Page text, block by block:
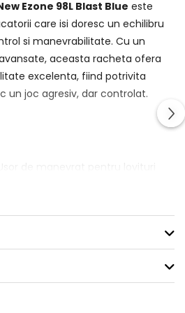
Ezone 98L Blast Blue este
care isi doresc un echilibru
si manevrabilitate. Cu un
aceasta racheta ofera
excelenta, fiind potrivita
un joc agresiv, dar controlat.
pentru un control mai bun.
rachetei.
Mesh